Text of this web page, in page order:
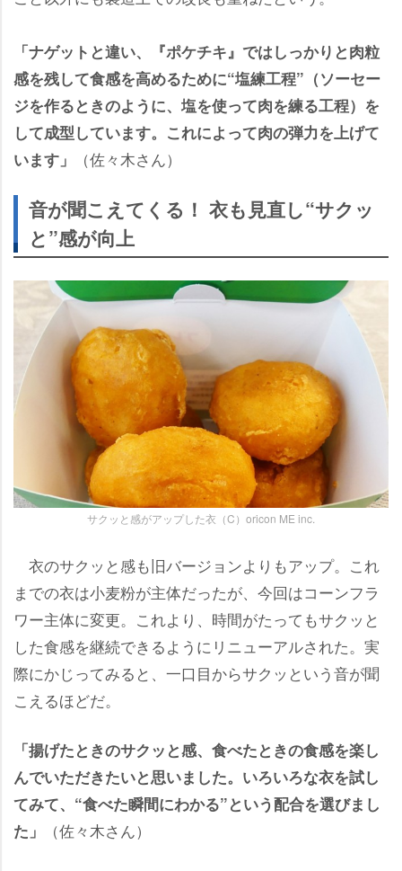
「ナゲットと違い、『ポケチキ』ではしっかりと肉粒
感を残して食感を高めるために“塩練工程”（ソーセー
ジを作るときのように、塩を使って肉を練る工程）を
して成型しています。これによって肉の弾力を上げて
います」
（佐々木さん）
音が聞こえてくる！ 衣も見直し“サクッ
と”感が向上
サクッと感がアップした衣（C）oricon ME inc.
衣のサクッと感も旧バージョンよりもアップ。これ
までの衣は小麦粉が主体だったが、今回はコーンフラ
ワー主体に変更。これより、時間がたってもサクッと
した食感を継続できるようにリニューアルされた。実
際にかじってみると、一口目からサクッという音が聞
こえるほどだ。
「揚げたときのサクッと感、食べたときの食感を楽し
んでいただきたいと思いました。いろいろな衣を試し
てみて、“食べた瞬間にわかる”という配合を選びまし
た」
（佐々木さん）